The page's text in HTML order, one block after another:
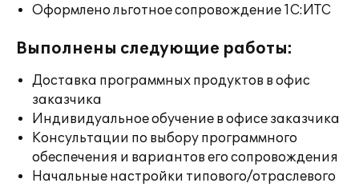
Оформлено льготное сопровождение 1С:ИТС
Выполнены следующие работы:
Доставка программных продуктов в офис
заказчика
Индивидуальное обучение в офисе заказчика
Консультации по выбору программного
обеспечения и вариантов его сопровождения
Начальные настройки типового/отраслевого